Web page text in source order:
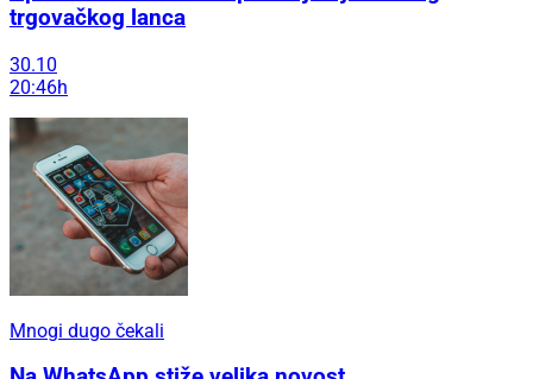
trgovačkog lanca
30.10
20:46h
Mnogi dugo čekali